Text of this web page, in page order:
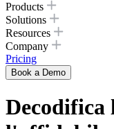
Products
Solutions
Resources
Company
Pricing
Book a Demo
Decodifica